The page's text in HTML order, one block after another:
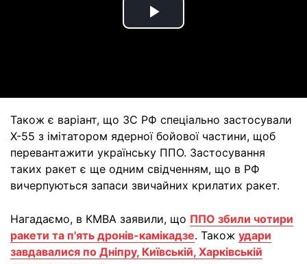
Play
Також є варіант, що ЗС РФ спеціально застосували
Х-55 з імітатором ядерної бойової частини, щоб
перевантажити українську ППО. Застосування
таких ракет є ще одним свідченням, що в РФ
вичерпуються запаси звичайних крилатих ракет.
Нагадаємо, в КМВА заявили, що ППО збили чотири
ракети та п'ять дронів-камікадзе. Також удари
завдавалися по Дніпру, Київській, Харківській